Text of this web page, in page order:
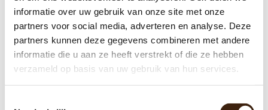
informatie over uw gebruik van onze site met onze
partners voor social media, adverteren en analyse. Deze
partners kunnen deze gegevens combineren met andere
informatie die u aan ze heeft verstrekt of die ze hebben
verzameld op basis van uw gebruik van hun services.